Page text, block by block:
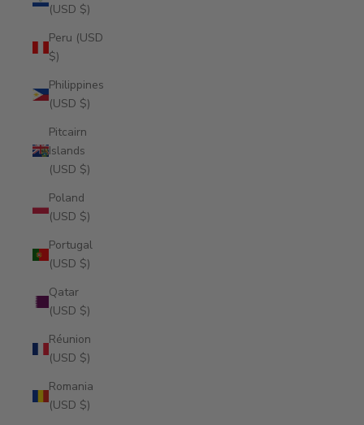
(USD $)
Peru (USD
$)
Philippines
(USD $)
Pitcairn
Islands
(USD $)
Poland
(USD $)
Portugal
(USD $)
Qatar
(USD $)
Réunion
(USD $)
Romania
(USD $)